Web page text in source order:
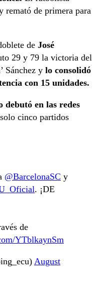
remató de primera para
de José
29 y 79 la victoria del
Sánchez y lo consolidó
con 15 unidades.
debutó en las redes
cinco partidos
@BarcelonaSC y
. ¡DE
de
YTblkaynSm
August